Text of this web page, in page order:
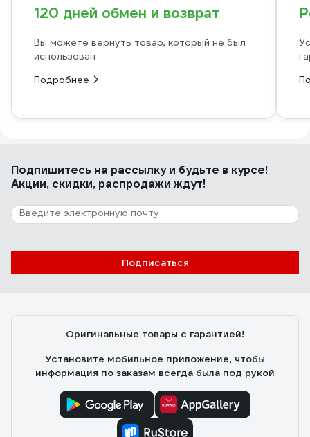
120 дней обмен и возврат
Вы можете вернуть товар, который не был
использован
Подробнее
Подпишитесь на рассылкуи будьте в курсе!
Акции, скидки, распродажи ждут!
Подписаться
Оригинальные товары с гарантией!
Установите мобильное приложение, чтобы
информация по заказам всегда была под рукой